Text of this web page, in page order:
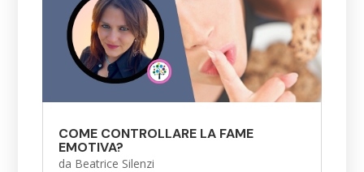
COME CONTROLLARE LA FAME
EMOTIVA?
da Beatrice Silenzi